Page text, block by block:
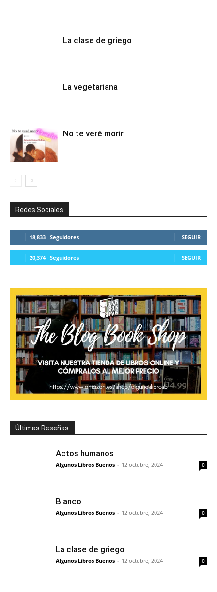
La clase de griego
La vegetariana
No te veré morir
Redes Sociales
18,833 Seguidores SEGUIR
20,374 Seguidores SEGUIR
Últimas Reseñas
Actos humanos
Algunos Libros Buenos - 12 octubre, 2024 0
Blanco
Algunos Libros Buenos - 12 octubre, 2024 0
La clase de griego
Algunos Libros Buenos - 12 octubre, 2024 0